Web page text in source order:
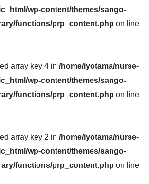
wp-content/themes/sango-
functions/prp_content.php on line
array key 4 in /home/iyotama/nurse-
wp-content/themes/sango-
functions/prp_content.php on line
array key 2 in /home/iyotama/nurse-
wp-content/themes/sango-
functions/prp_content.php on line